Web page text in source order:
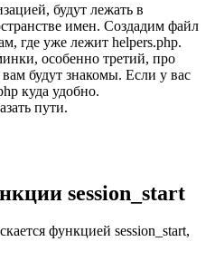
будут лежать в
имен. Создадим файл
где уже лежит helpers.php.
особенно третий, про
будут знакомы. Если у вас
куда удобно.
пути.
session_start
функцией session_start,